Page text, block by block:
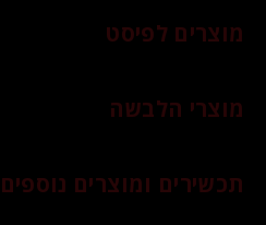
מוצרים לפיסט
מוצרי הלבשה
תכשירים ומוצרים נוספים